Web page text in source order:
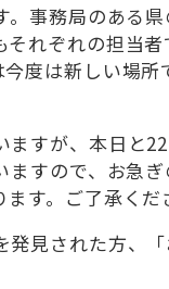
事務局のある
れぞれの担当
度は新しい場
すが、本日と
すので、お急
す。ご了承くだ
見された方、